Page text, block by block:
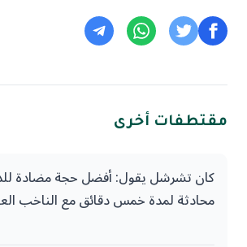
مقتطفات أخرى
كان تشرشل يقول: أفضل حجة مضادة
محادثة لمدة خمس دقائق مع الناخب